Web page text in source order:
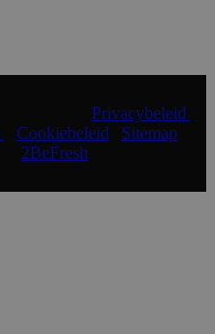
Privacybeleid
Cookiebeleid Sitemap|
2BeFresh